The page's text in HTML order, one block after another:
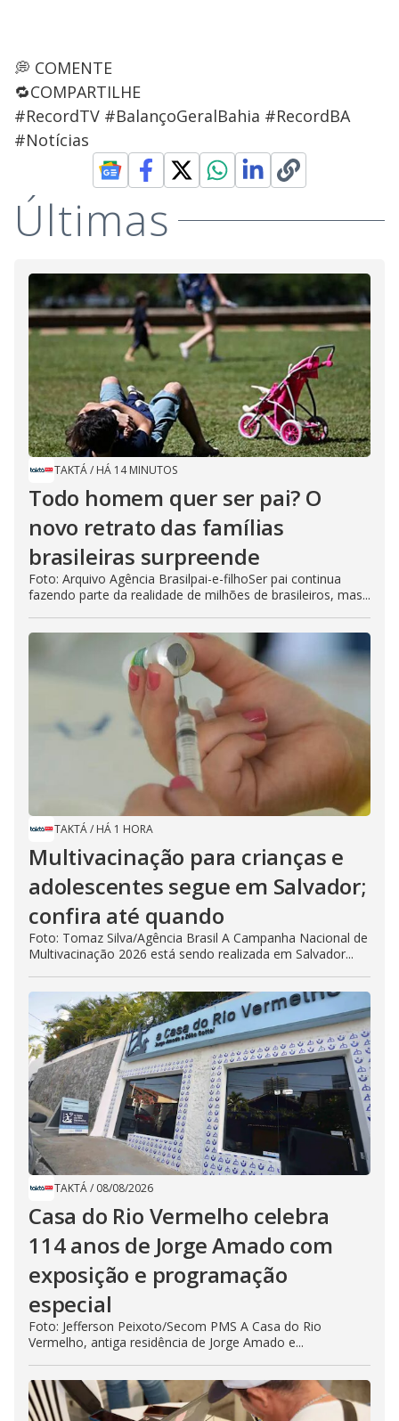
💭 COMENTE
🔁COMPARTILHE
#RecordTV #BalançoGeralBahia #RecordBA
#Notícias
Últimas
TAKTÁ/ HÁ 14 MINUTOS
Todo homem quer ser pai? O
novo retrato das famílias
brasileiras surpreende
Foto: Arquivo Agência Brasilpai-e-filhoSer pai continua
fazendo parte da realidade de milhões de brasileiros, mas...
TAKTÁ/ HÁ 1 HORA
Multivacinação para crianças e
adolescentes segue em Salvador;
confira até quando
Foto: Tomaz Silva/Agência Brasil A Campanha Nacional de
Multivacinação 2026 está sendo realizada em Salvador...
TAKTÁ/ 08/08/2026
Casa do Rio Vermelho celebra
114 anos de Jorge Amado com
exposição e programação
especial
Foto: Jefferson Peixoto/Secom PMS A Casa do Rio
Vermelho, antiga residência de Jorge Amado e...